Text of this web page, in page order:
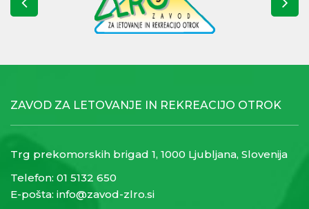
ZAVOD ZA LETOVANJE IN REKREACIJO OTROK
Trg prekomorskih brigad 1, 1000 Ljubljana, Slovenija
Telefon: 01 5132 650
E-pošta: info@zavod-zlro.si